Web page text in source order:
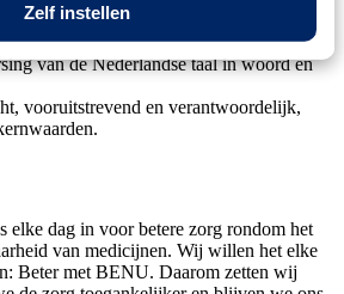
Zelf instellen
MBO opleiding apothekersassistent;
en klantgerichte houding;
van de Nederlandse taal in woord en
vooruitstrevend en verantwoordelijk,
dag in voor betere zorg rondom het
van medicijnen. Wij willen het elke
Beter met BENU. Daarom zetten wij